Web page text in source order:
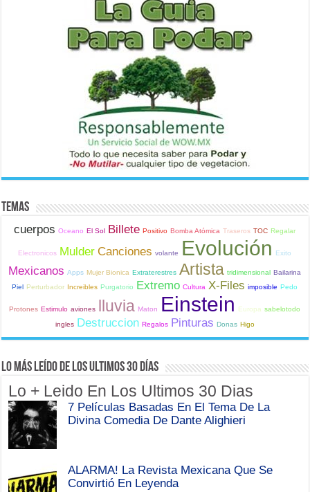
Temas
cuerpos Oceano El Sol Billete Positivo Bomba Atómica Traseros TOC Regalar
Electronicos Mulder Canciones volante Evolución Exito
Mexicanos Apps Mujer Bionica Extraterestres Artista tridimensional
Bailarina
Piel
Perturbador Increibles Purgatorio Extremo Cultura X-Files imposible Pedo
Protones Estimulo aviones lluvia Maton Einstein Europa sabelotodo
ingles
Destruccion Regalos Pinturas Donas Higo
Lo Más Leído de Los Ultimos 30 Días
Lo + Leido En Los Ultimos 30 Dias
7 Películas Basadas En El Tema De La
Divina Comedia De Dante Alighieri
ALARMA! La Revista Mexicana Que Se
Convirtió En Leyenda